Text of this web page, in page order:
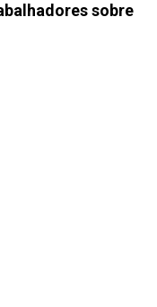
sobre